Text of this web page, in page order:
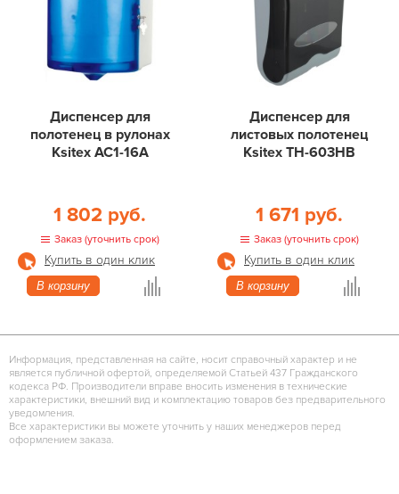
Диспенсер для
полотенец в рулонах
Ksitex АС1-16А
1 802 руб.
Заказ (уточнить срок)
Купить в один клик
В корзину
Диспенсер для
листовых полотенец
Ksitex ТН-603НВ
1 671 руб.
Заказ (уточнить срок)
Купить в один клик
В корзину
Информация, представленная на сайте, носит справочный характер и не
является публичной офертой, определяемой Статьей 437 Гражданского
кодекса РФ. Производители вправе вносить изменения в технические
характеристики, внешний вид и комплектацию товаров без предварительного
уведомления.
Все характеристики вы можете уточнить у наших менеджеров перед
оформлением заказа.